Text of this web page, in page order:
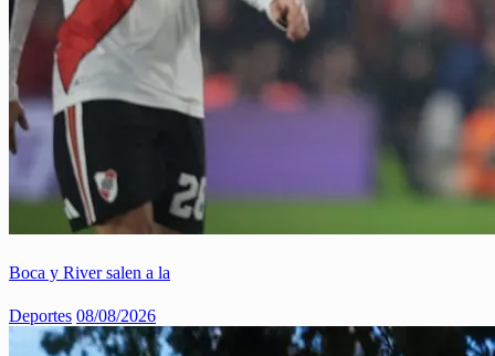
Boca y River salen a la
Deportes 08/08/2026